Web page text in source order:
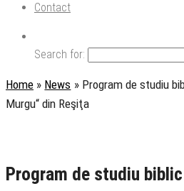
Contact
Search for:
Home » News » Program de studiu
Murgu“ din Reşiţa
Program de studiu